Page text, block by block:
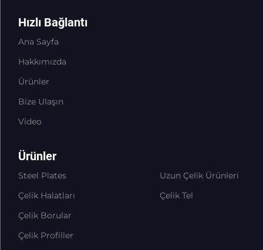
Hızlı Bağlantı
Ana Sayfa
Hakkımızda
Ürünler
Bize Ulaşın
Video
Ürünler
Steel Plates
Çelik Halatları
Çelik Borular
Çelik Profiller
Uzun Çelik Ürünleri
Çelik Tel